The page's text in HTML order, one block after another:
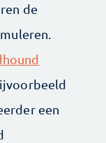
de
een